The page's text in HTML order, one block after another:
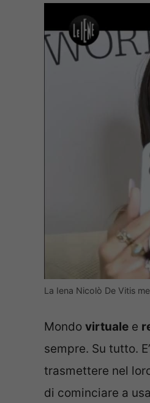
La Iena Nicolò De Vitis
Mondo virtuale e
sempre. Su tutto.
trasmettere nel
di cominciare a